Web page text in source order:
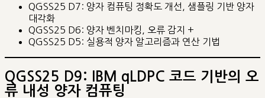
QGSS25 D7: 양자 컴퓨팅 정확도 개선, 샘플링 기반 양자
대각화
QGSS25 D6: 양자 벤치마킹, 오류 감지 +
QGSS25 D5: 실용적 양자 알고리즘과 연산 기법
QGSS25 D9: IBM qLDPC 코드 기반의 오
류 내성 양자 컴퓨팅